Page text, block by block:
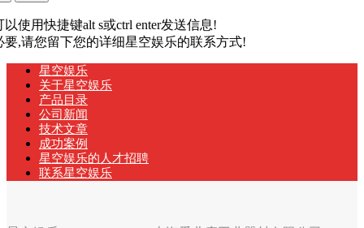
以使用快捷键alt s或ctrl enter发送信息!
要,请您留下您的详细星空娱乐的联系方式!
星空娱乐
关于星空娱乐
产品目录
公司新闻
技术文章
成功案例
星空娱乐的人才招聘
联系星空娱乐